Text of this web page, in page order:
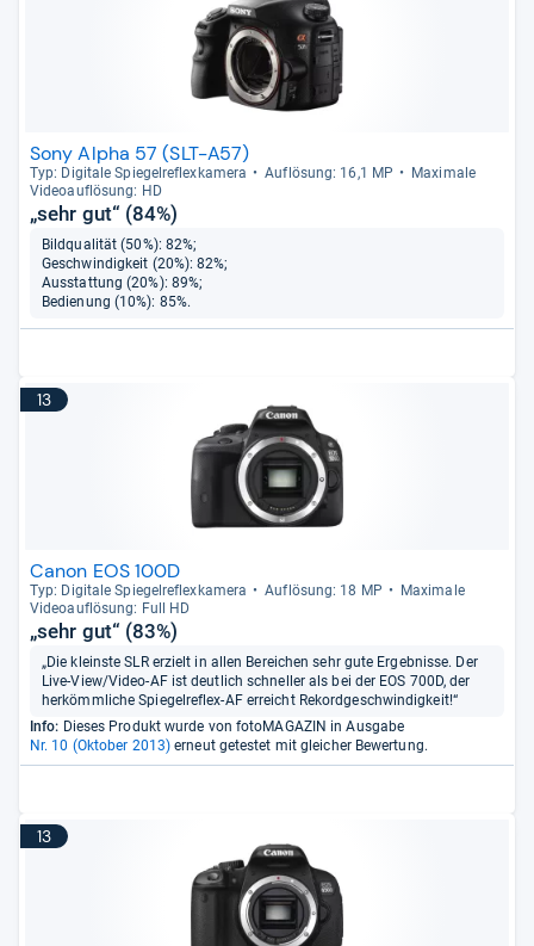
Sony Alpha 57 (SLT-A57)
Typ: Digi­tale Spie­gel­re­flex­ka­mera Auf­lö­sung: 16,1 MP
Maxi­male
Videoauf­lö­sung: HD
„sehr gut“ (84%)
Bildqualität (50%): 82%;
Geschwindigkeit (20%): 82%;
Ausstattung (20%): 89%;
Bedienung (10%): 85%.
13
Canon EOS 100D
Typ: Digi­tale Spie­gel­re­flex­ka­mera Auf­lö­sung: 18 MP
Maxi­male
Videoauf­lö­sung: Full HD
„sehr gut“ (83%)
„Die kleinste SLR erzielt in allen Bereichen sehr gute Ergebnisse. Der
Live-View/Video-AF ist deutlich schneller als bei der EOS 700D, der
herkömmliche Spiegelreflex-AF erreicht Rekordgeschwindigkeit!“
Info: Dieses Produkt wurde von fotoMAGAZIN in Ausgabe
Nr. 10 (Oktober 2013) erneut getestet mit gleicher Bewertung.
13